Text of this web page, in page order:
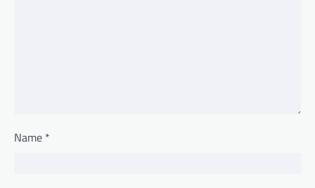
Name *